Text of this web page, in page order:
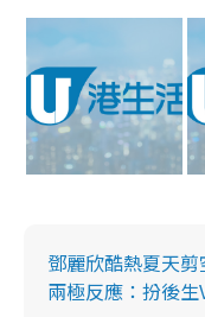
鄧麗欣酷熱夏天
兩極反應：扮後生